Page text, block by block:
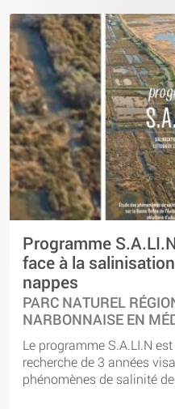
Programme
face à la
nappes
PARC NATUREL
NARBONNAISE EN
Le programme S.A.LI.N
recherche de 3 années
phénomènes de salinité